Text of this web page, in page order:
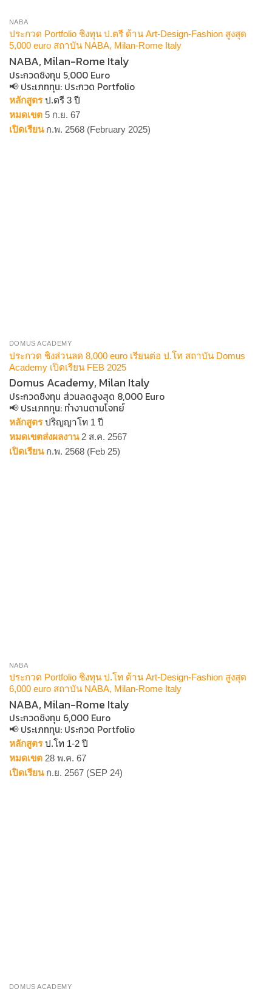
NABA
ประกวด Portfolio ชิงทุน ป.ตรี ด้าน Art-Design-Fashion สูงสุด
5,000 euro สถาบัน NABA, Milan-Rome Italy
NABA, Milan-Rome Italy
ประกวดชิงทุน 5,000 Euro
📢 ประเภททุน​: ประกวด Portfolio
หลักสูตร ป.ตรี 3 ปี
หมดเขต 5 ก.ย. 67
เปิดเรียนก.พ. 2568 (February 2025)
DOMUS ACADEMY
ประกวด ชิงส่วนลด 8,000 euro เรียนต่อ ป.โท สถาบัน Domus
Academy เปิดเรียน FEB 2025
Domus Academy, Milan Italy
ประกวดชิงทุน ส่วนลดสูงสุด 8,000 Euro
📢 ประเภททุน​: ทำงานตามโจทย์
หลักสูตร ปริญญาโท 1 ปี
หมดเขตส่งผลงาน2 ส.ค. 2567
เปิดเรียนก.พ. 2568 (Feb 25)
NABA
ประกวด Portfolio ชิงทุน ป.โท ด้าน Art-Design-Fashion สูงสุด
6,000 euro สถาบัน NABA, Milan-Rome Italy
NABA, Milan-Rome Italy
ประกวดชิงทุน 6,000 Euro
📢 ประเภททุน​: ประกวด Portfolio
หลักสูตร ป.โท 1-2 ปี
หมดเขต 28 พ.ค. 67
เปิดเรียนก.ย. 2567 (SEP 24)
DOMUS ACADEMY